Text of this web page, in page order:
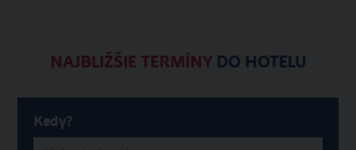
NAJBLIŽŠIE TERMÍNYDO HOTELU
Kedy?